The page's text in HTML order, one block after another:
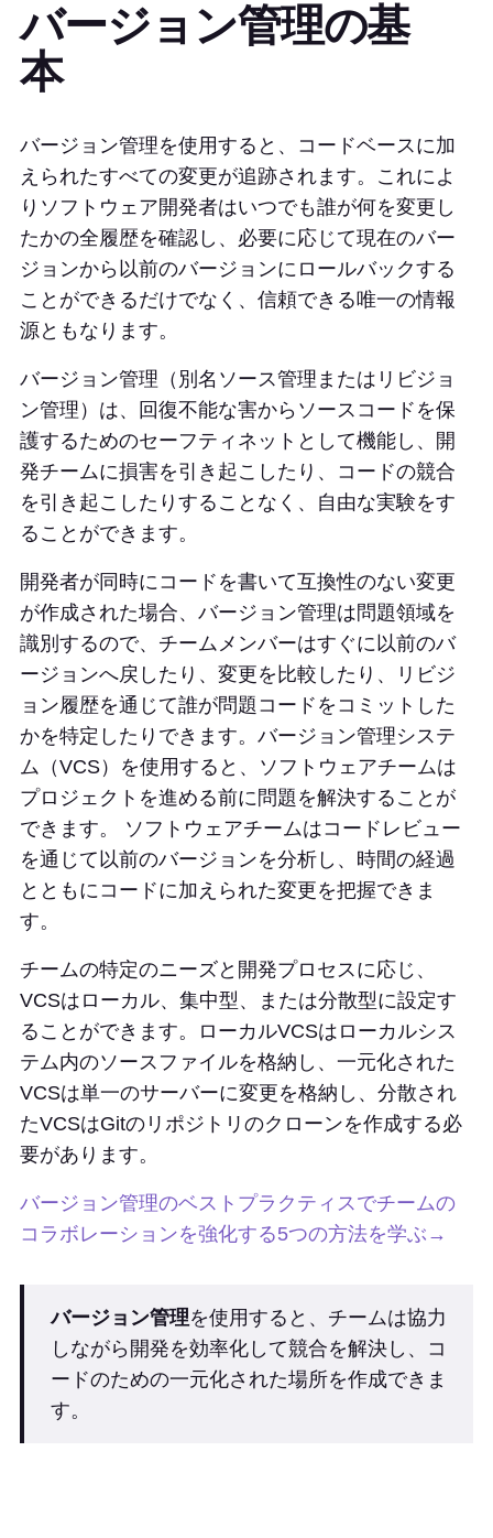
バージョン管理の基
本
バージョン管理を使用すると、コードベースに加
えられたすべての変更が追跡されます。これによ
りソフトウェア開発者はいつでも誰が何を変更し
たかの全履歴を確認し、必要に応じて現在のバー
ジョンから以前のバージョンにロールバックする
ことができるだけでなく、信頼できる唯一の情報
源ともなります。
バージョン管理（別名ソース管理またはリビジョ
ン管理）は、回復不能な害からソースコードを保
護するためのセーフティネットとして機能し、開
発チームに損害を引き起こしたり、コードの競合
を引き起こしたりすることなく、自由な実験をす
ることができます。
開発者が同時にコードを書いて互換性のない変更
が作成された場合、バージョン管理は問題領域を
識別するので、チームメンバーはすぐに以前のバ
ージョンへ戻したり、変更を比較したり、リビジ
ョン履歴を通じて誰が問題コードをコミットした
かを特定したりできます。バージョン管理システ
ム（VCS）を使用すると、ソフトウェアチームは
プロジェクトを進める前に問題を解決することが
できます。 ソフトウェアチームはコードレビュー
を通じて以前のバージョンを分析し、時間の経過
とともにコードに加えられた変更を把握できま
す。
チームの特定のニーズと開発プロセスに応じ、
VCSはローカル、集中型、または分散型に設定す
ることができます。ローカルVCSはローカルシス
テム内のソースファイルを格納し、一元化された
VCSは単一のサーバーに変更を格納し、分散され
たVCSはGitのリポジトリのクローンを作成する必
要があります。
バージョン管理のベストプラクティスでチームの
コラボレーションを強化する5つの方法を学ぶ→
バージョン管理を使用すると、チームは協力
しながら開発を効率化して競合を解決し、コ
ードのための一元化された場所を作成できま
す。